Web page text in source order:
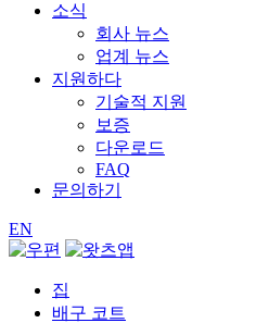
소식
회사 뉴스
업계 뉴스
지원하다
기술적 지원
보증
다운로드
FAQ
문의하기
EN
집
배구 코트